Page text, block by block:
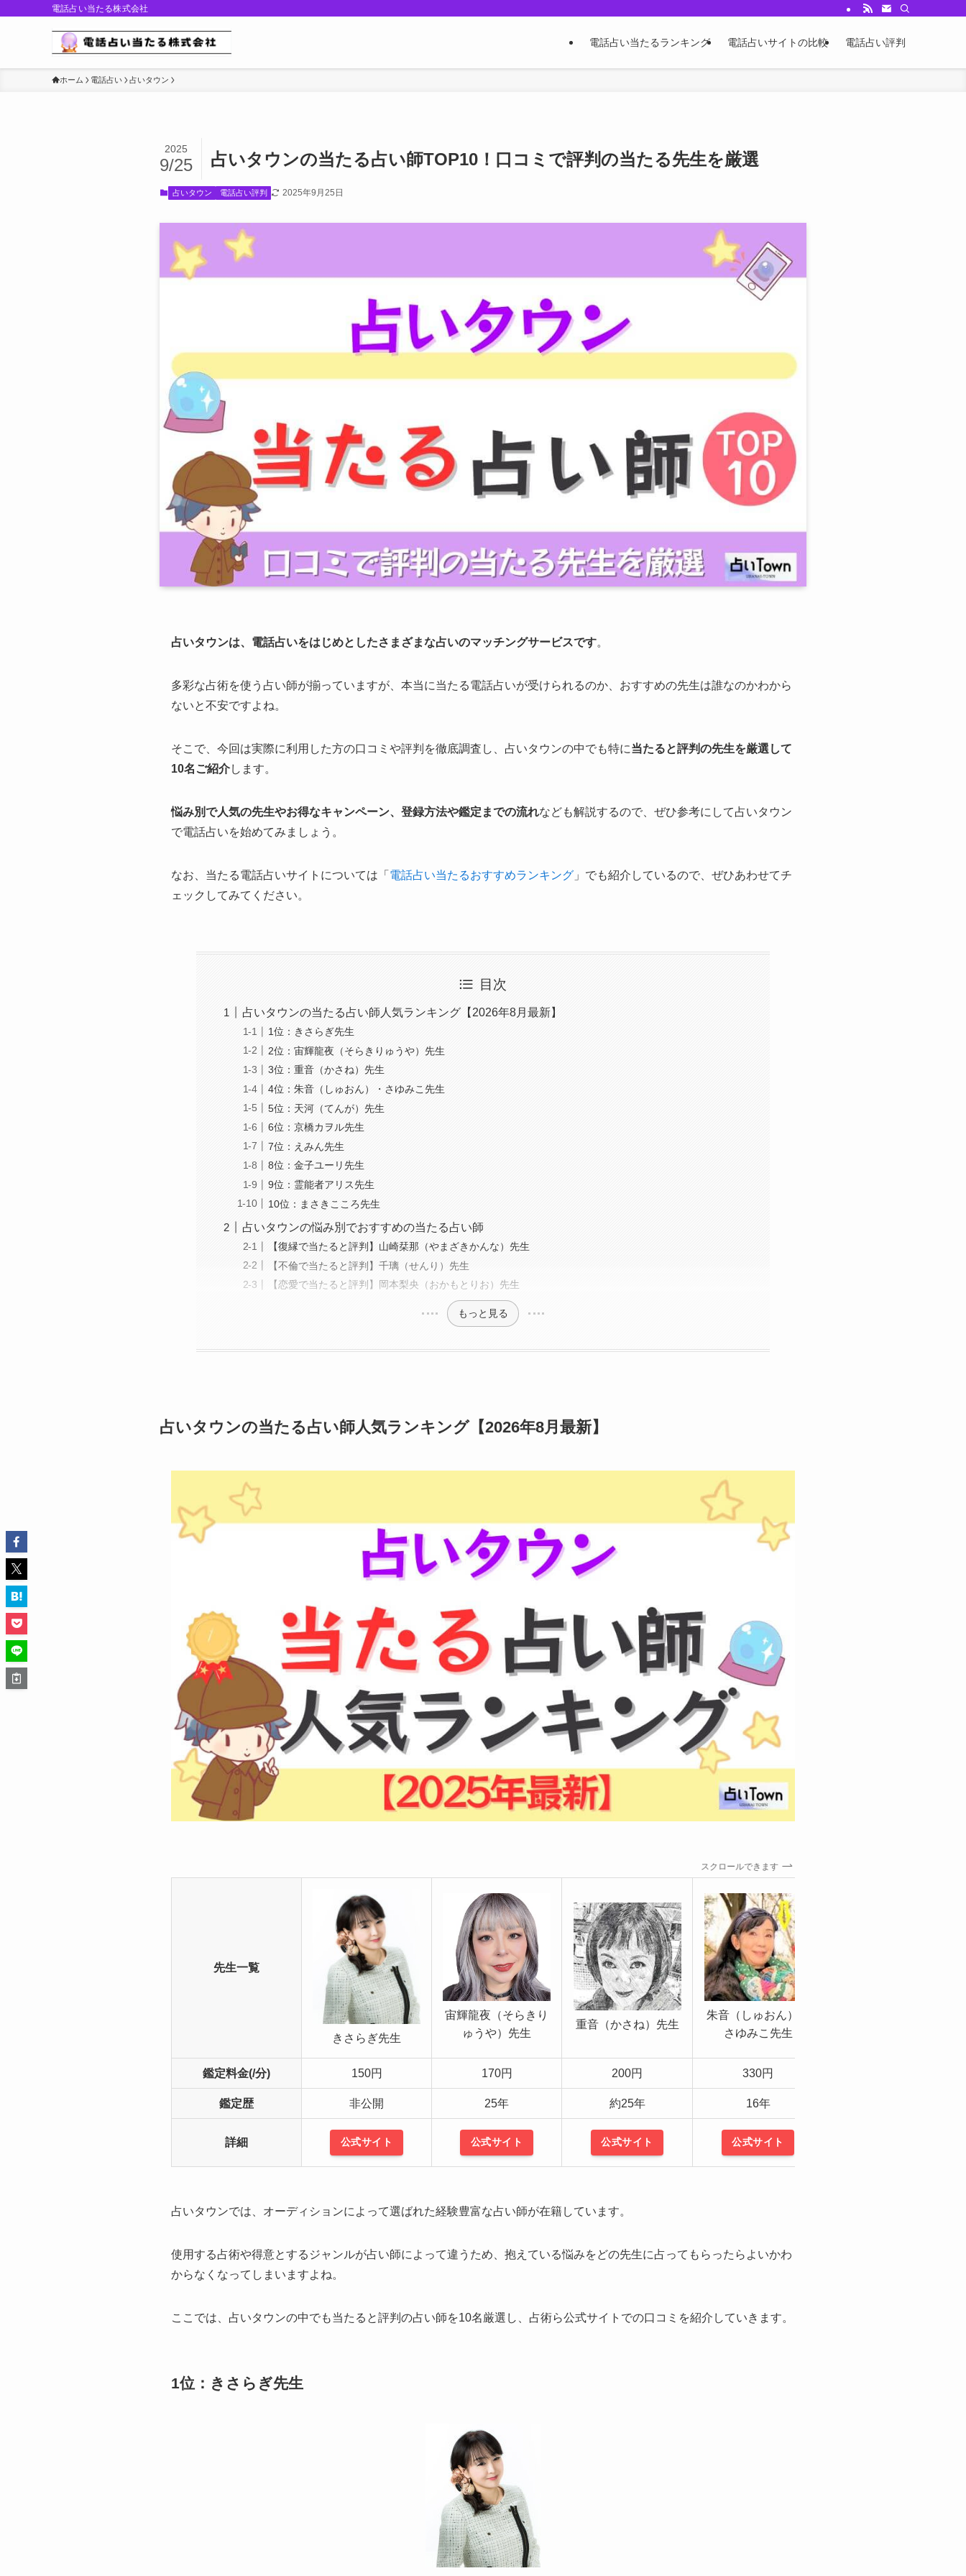
電話占い当たる株式会社
電話占い当たるランキング 電話占いサイトの比較 電話占い評判
ホーム 電話占い 占いタウン
占いタウンの当たる占い師TOP10！口コミで評判の当たる先生を厳選
2025
9/25
占いタウン 電話占い評判 2025年9月25日
占いタウンは、電話占いをはじめとしたさまざまな占いのマッチングサービスです。
多彩な占術を使う占い師が揃っていますが、本当に当たる電話占いが受けられるのか、おすすめの先生は誰なのかわから
ないと不安ですよね。
そこで、今回は実際に利用した方の口コミや評判を徹底調査し、占いタウンの中でも特に当たると評判の先生を厳選して
10名ご紹介します。
悩み別で人気の先生やお得なキャンペーン、登録方法や鑑定までの流れなども解説するので、ぜひ参考にして占いタウン
で電話占いを始めてみましょう。
なお、当たる電話占いサイトについては「 電話占い当たるおすすめランキング 」でも紹介しているので、ぜひあわせてチ
ェックしてみてください。
目次
占いタウンの当たる占い師人気ランキング【2026年8月最新】
1位：きさらぎ先生
2位：宙輝龍夜（そらきりゅうや）先生
3位：重音（かさね）先生
4位：朱音（しゅおん）・さゆみこ先生
5位：天河（てんが）先生
6位：京橋カヲル先生
7位：えみん先生
8位：金子ユーリ先生
9位：霊能者アリス先生
10位：まさきこころ先生
占いタウンの悩み別でおすすめの当たる占い師
【復縁で当たると評判】山崎栞那（やまざきかんな）先生
【不倫で当たると評判】千璃（せんり）先生
【恋愛で当たると評判】岡本梨央（おかもとりお）先生
もっと見る
占いタウンの当たる占い師人気ランキング【2026年8月最新】
スクロールできます
先生一覧
きさらぎ先生
宙輝龍夜（そらきり
ゅうや）先生
重音（かさね）先生
朱音（しゅおん）・
さゆみこ先生
鑑定料金(/分) 150円 170円 200円 330円
鑑定歴 非公開 25年 約25年 16年
詳細 公式サイト 公式サイト 公式サイト 公式サイト
占いタウンでは、オーディションによって選ばれた経験豊富な占い師が在籍しています。
使用する占術や得意とするジャンルが占い師によって違うため、抱えている悩みをどの先生に占ってもらったらよいかわ
からなくなってしまいますよね。
ここでは、占いタウンの中でも当たると評判の占い師を10名厳選し、占術ら公式サイトでの口コミを紹介していきます。
1位：きさらぎ先生